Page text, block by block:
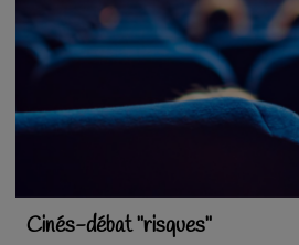
Cinés-débat "risques"